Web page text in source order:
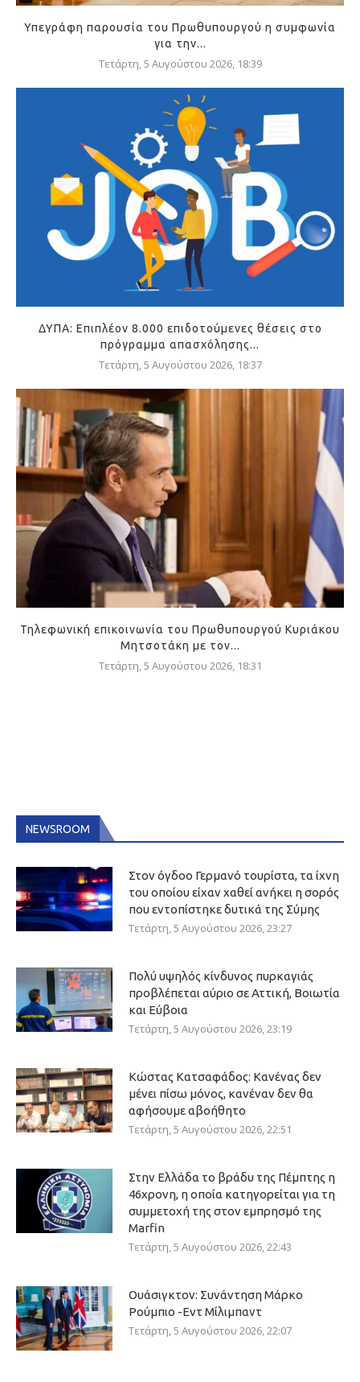
Υπεγράφη παρουσία του Πρωθυπουργού η συμφωνία
για την...
Τετάρτη, 5 Αυγούστου 2026, 18:39
ΔΥΠΑ: Επιπλέον 8.000 επιδοτούμενες θέσεις στο
πρόγραμμα απασχόλησης...
Τετάρτη, 5 Αυγούστου 2026, 18:37
Τηλεφωνική επικοινωνία του Πρωθυπουργού Κυριάκου
Μητσοτάκη με τον...
Τετάρτη, 5 Αυγούστου 2026, 18:31
NEWSROOM
Στον όγδοο Γερμανό τουρίστα, τα ίχνη
του οποίου είχαν χαθεί ανήκει η σορός
που εντοπίστηκε δυτικά της Σύμης
Τετάρτη, 5 Αυγούστου 2026, 23:27
Πολύ υψηλός κίνδυνος πυρκαγιάς
προβλέπεται αύριο σε Αττική, Βοιωτία
και Εύβοια
Τετάρτη, 5 Αυγούστου 2026, 23:19
Κώστας Κατσαφάδος: Κανένας δεν
μένει πίσω μόνος, κανέναν δεν θα
αφήσουμε αβοήθητο
Τετάρτη, 5 Αυγούστου 2026, 22:51
Στην Ελλάδα το βράδυ της Πέμπτης η
46χρονη, η οποία κατηγορείται για τη
συμμετοχή της στον εμπρησμό της
Marfin
Τετάρτη, 5 Αυγούστου 2026, 22:43
Ουάσιγκτον: Συνάντηση Μάρκο
Ρούμπιο -Εντ Μίλιμπαντ
Τετάρτη, 5 Αυγούστου 2026, 22:07